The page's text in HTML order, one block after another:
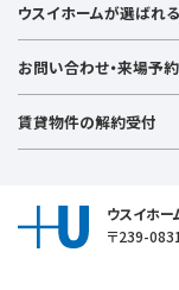
土地
投資物件
ラグジュアリー物件
【売る】
【湘南エリア】
追浜店
衣笠店
横須賀中央店
ウスイホームが選ばれ
お問い合わせ・来場予約
賃貸物件の解約受付
ウスイホ
〒239-